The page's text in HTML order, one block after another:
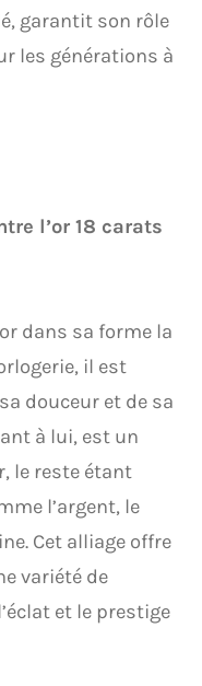
garantit son rôle
les générations à
l’or 18 carats
dans sa forme la
il est
douceur et de sa
à lui, est un
le reste étant
l’argent, le
Cet alliage offre
variété de
et le prestige